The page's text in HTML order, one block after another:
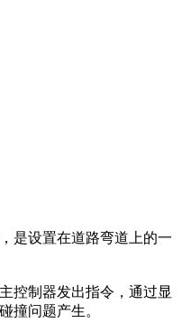
是设置在道路弯道上的一
控制器发出指令，通过显
撞问题产生。